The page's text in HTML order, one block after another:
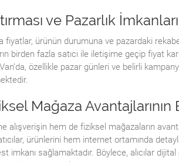
ve Pazarlık İmkanları
fiyatlar, ürünün durumuna ve pazardaki
birden fazla satıcı ile iletişime geçip fiyat
özellikle pazar günleri ve belirli
Mağaza Avantajlarının
alışverişin hem de fiziksel mağazaların
ürünlerini hem internet ortamında
imkanı sağlamaktadır. Böylece, alıcılar